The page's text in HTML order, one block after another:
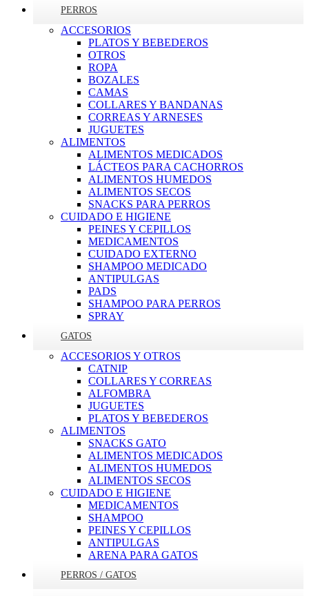
PERROS
ACCESORIOS
PLATOS Y BEBEDEROS
OTROS
ROPA
BOZALES
CAMAS
COLLARES Y BANDANAS
CORREAS Y ARNESES
JUGUETES
ALIMENTOS
ALIMENTOS MEDICADOS
LÁCTEOS PARA CACHORROS
ALIMENTOS HUMEDOS
ALIMENTOS SECOS
SNACKS PARA PERROS
CUIDADO E HIGIENE
PEINES Y CEPILLOS
MEDICAMENTOS
CUIDADO EXTERNO
SHAMPOO MEDICADO
ANTIPULGAS
PADS
SHAMPOO PARA PERROS
SPRAY
GATOS
ACCESORIOS Y OTROS
CATNIP
COLLARES Y CORREAS
ALFOMBRA
JUGUETES
PLATOS Y BEBEDEROS
ALIMENTOS
SNACKS GATO
ALIMENTOS MEDICADOS
ALIMENTOS HUMEDOS
ALIMENTOS SECOS
CUIDADO E HIGIENE
MEDICAMENTOS
SHAMPOO
PEINES Y CEPILLOS
ANTIPULGAS
ARENA PARA GATOS
PERROS / GATOS